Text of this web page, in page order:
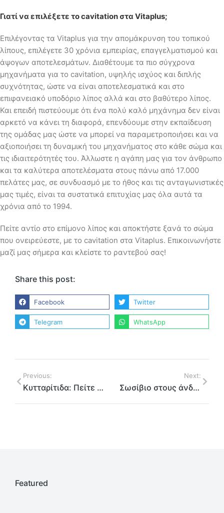
Γιατί να επιλέξετε τοcavitation στα Vitaplus;
Επιλέγοντας τα Vitaplus για την απομάκρυνση του τοπικού
λίπους, επιλέγετε 30 χρόνια εμπειρίας, επαγγελματισμού και
άψογων αποτελεσμάτων. Διαθέτουμε τα πιο σύγχρονα
μηχανήματα για το cavitation, υψηλής ισχύος και διπλής
συχνότητας, ώστε να είναι αποτελεσματικά και στο
επιφανειακό υποδόριο λίπος αλλά και στο βαθύτερο λίπος.
Και επειδή πιστεύουμε ότι ένα πολύ καλό μηχάνημα δεν είναι
αρκετό να κάνει τη διαφορά, επενδύουμε στην εκπαίδευση
της ομάδας μας ώστε να μπορεί να παραμετροποιήσει και να
αξιοποιήσει τη δυναμική του μηχανήματος στο κάθε σώμα και
τις ιδιαιτερότητές του. Άλλωστε η αγάπη μας για τον άνθρωπο
και τα καλύτερα αποτελέσματα στους πάνω από 17.000
πελάτες μας, σε συνδυασμό με το ήθος και τις ανταγωνιστικές
μας τιμές, είναι τα συστατικά επιτυχίας μας όλα αυτά τα
χρόνια από το 1994.
Πείτε αντίο στο επίμονο λίπος και αποκτήστε ξανά το σώμα
που ονειρεύεστε, με το cavitation στα Vitaplus. Επικοινωνήστε
μαζί μας σήμερα και κλείστε το ραντεβού σας!
Share this post:
Facebook Twitter
Telegram WhatsApp
Previous:
Kυτταρίτιδα: Πείτε αντίο με τα Vitaplus!
Next:
Σωσίβιο στους άνδρες; Αντιμετωπίστε το με συνδυασμό EMS
Featured